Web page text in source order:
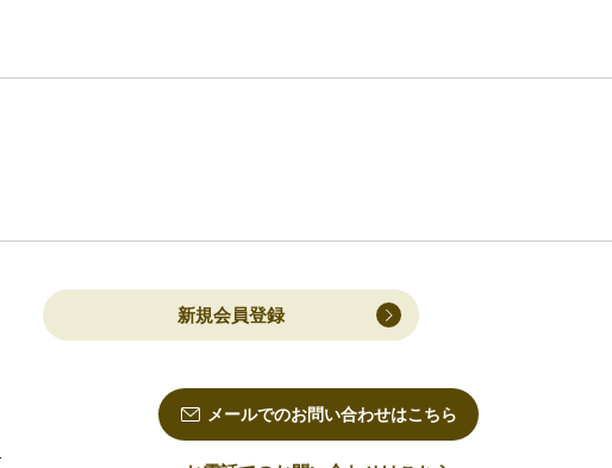
新規会員登録
メールでのお問い合わせはこちら